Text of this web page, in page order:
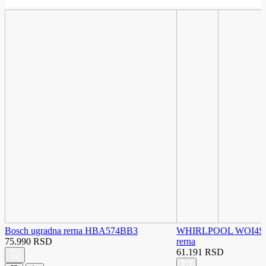
Bosch ugradna rerna HBA574BB3
75.990 RSD
WHIRLPOOL
rerna
61.191 RSD